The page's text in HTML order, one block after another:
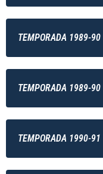
TEMPORADA 1989-90
TEMPORADA 1989-90
TEMPORADA 1990-91